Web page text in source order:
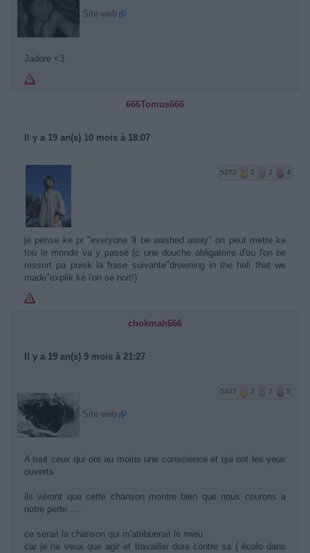
Site web
Jadore <3
666Tomus666
Il y a 19 an(s) 10 mois à 18:07
5272 2 2 4
je pense ke pr "everyone 'll be washed away" on peut metre ke
tou le monde va y passé (c une douche obligatoire d'ou l'on ne
ressort pa puisk la frase suivante"drowning in the hell that we
made"explik ke l'on se noit!)
chokmah666
Il y a 19 an(s) 9 mois à 21:27
5407 2 2 5
Site web
A tout ceux qui ont au moins une conscience et qui ont les yeux
ouverts
ils véront que cette chanson montre bien que nous courons a
notre perte .....
ce serait la chanson qui m'atribuerait le mieu
car je ne veux que agir et travailler dure contre sa ( écolo dans